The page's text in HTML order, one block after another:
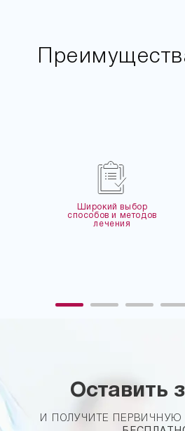
Широкий выбор
способов и методов
лечения
Оставить
И ПОЛУЧИТЕ ПЕРВИЧНУЮ